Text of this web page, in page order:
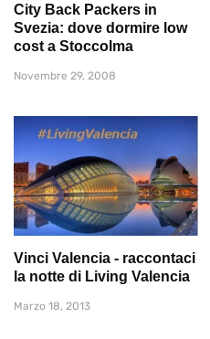
City Back Packers in
Svezia: dove dormire low
cost a Stoccolma
Novembre 29, 2008
Vinci Valencia - raccontaci
la notte di Living Valencia
Marzo 18, 2013